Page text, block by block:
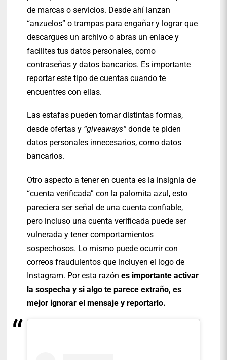
de marcas o servicios. Desde ahí lanzan
“anzuelos” o trampas para engañar y lograr que
descargues un archivo o abras un enlace y
facilites tus datos personales, como
contraseñas y datos bancarios. Es importante
reportar este tipo de cuentas cuando te
encuentres con ellas.
Las estafas pueden tomar distintas formas,
desde ofertas y “giveaways”donde te piden
datos personales innecesarios, como datos
bancarios.
Otro aspecto a tener en cuenta es la insignia de
“cuenta verificada” con la palomita azul, esto
pareciera ser señal de una cuenta confiable,
pero incluso una cuenta verificada puede ser
vulnerada y tener comportamientos
sospechosos. Lo mismo puede ocurrir con
correos fraudulentos que incluyen el logo de
Instagram. Por esta razónes importante activar
la sospecha y si algo te parece extraño, es
mejor ignorar el mensaje y reportarlo.